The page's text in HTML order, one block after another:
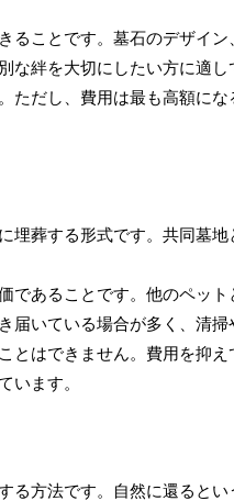
ることです。墓石のデザイ
な絆を大切にしたい方に適
ただし、費用は最も高額に
埋葬する形式です。共同墓
であることです。他のペッ
届いている場合が多く、清
とはできません。費用を抑
います。
る方法です。自然に還ると